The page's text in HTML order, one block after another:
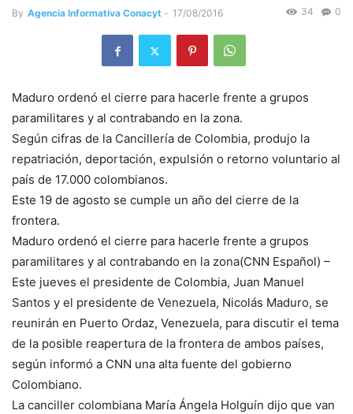
By Agencia Informativa Conacyt - 17/08/2016 0
34
Maduro ordenó el cierre para hacerle frente a grupos
paramilitares y al contrabando en la zona.
Según cifras de la Cancillería de Colombia, produjo la
repatriación, deportación, expulsión o retorno voluntario al
país de 17.000 colombianos.
Este 19 de agosto se cumple un año del cierre de la
frontera.
Maduro ordenó el cierre para hacerle frente a grupos
paramilitares y al contrabando en la zona(CNN Español) –
Este jueves el presidente de Colombia, Juan Manuel
Santos y el presidente de Venezuela, Nicolás Maduro, se
reunirán en Puerto Ordaz, Venezuela, para discutir el tema
de la posible reapertura de la frontera de ambos países,
según informó a CNN una alta fuente del gobierno
Colombiano.
La canciller colombiana María Ángela Holguín dijo que van